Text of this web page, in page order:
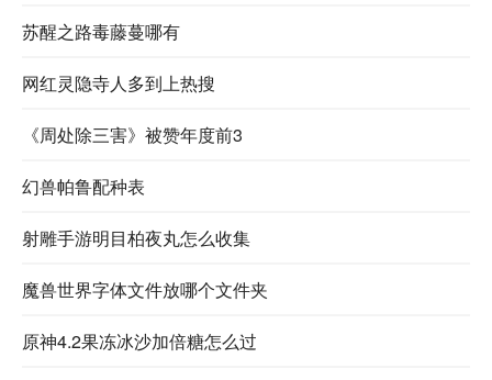
苏醒之路毒藤蔓哪有
网红灵隐寺人多到上热搜
​《周处除三害》被赞年度前3
幻兽帕鲁配种表
射雕手游明目柏夜丸怎么收集
魔兽世界字体文件放哪个文件夹
原神4.2果冻冰沙加倍糖怎么过